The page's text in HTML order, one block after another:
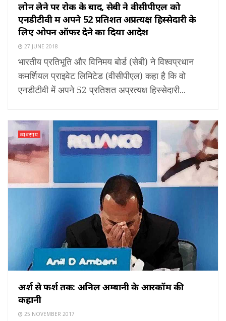
लोन लेने पर रोक के बाद, सेबी ने वीसीपीएल को
एनडीटीवी में अपने 52 प्रतिशत अप्रत्यक्ष हिस्सेदारी के
लिए ओपन ऑफर देने का दिया आदेश
27 JUNE 2018
भारतीय प्रतिभूति और विनिमय बोर्ड (सेबी) ने विश्वप्रधान
कमर्शियल प्राइवेट लिमिटेड (वीसीपीएल) कहा है कि वो
एनडीटीवी में अपने 52 प्रतिशत अप्रत्यक्ष हिस्सेदारी...
व्यवसाय
अर्श से फर्श तक: अनिल अम्बानी के आरकॉम की
कहानी
25 NOVEMBER 2017